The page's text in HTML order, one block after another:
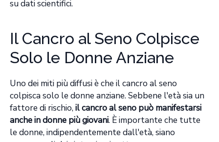
su dati scientifici.
Il Cancro al Seno Colpisce
Solo le Donne Anziane
Uno dei miti più diffusi è che il cancro al seno
colpisca solo le donne anziane. Sebbene l'età sia un
fattore di rischio,il cancro al seno può manifestarsi
anche in donne più giovani. È importante che tutte
le donne, indipendentemente dall'età, siano